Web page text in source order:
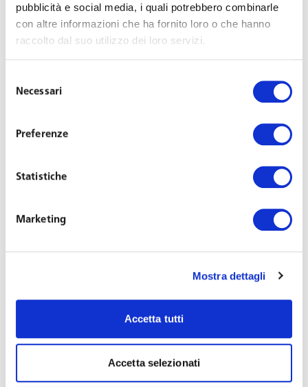
pubblicità e social media, i quali potrebbero combinarle
con altre informazioni che ha fornito loro o che hanno
raccolto dal suo utilizzo dei loro servizi.
delNecessari
Preferenze
Statistiche
Marketing
Mostra dettagli
Accetta tutti
Accetta selezionati
come Studio dell’anno nella Categoria Lavoro Diritto
sindacale e previdenziale ai TopLegal Awards 2018, la XII
TopLegal Review grazie ad una giuria di esperti ed
Lo Studio quest’anno è stato premiato in particolare per
avvocato Emanuela Nespoli
accordo per la gestione di un importante progetto di
, managing partner dello
dell’anno nella categoria Lavoro Consulenza per la